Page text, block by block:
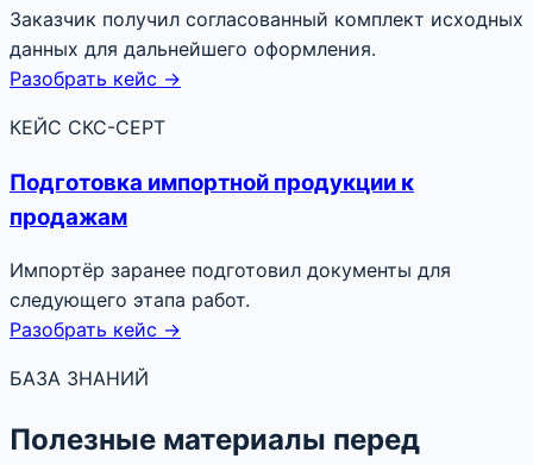
Заказчик получил согласованный комплект исходных
данных для дальнейшего оформления.
Разобрать кейс →
КЕЙС СКС-СЕРТ
Подготовка импортной продукции к
продажам
Импортёр заранее подготовил документы для
следующего этапа работ.
Разобрать кейс →
БАЗА ЗНАНИЙ
Полезные материалы перед